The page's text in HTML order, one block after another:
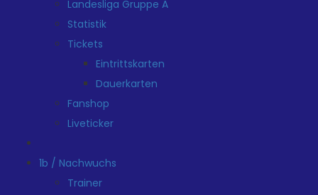
Landesliga Gruppe A
Statistik
Tickets
Eintrittskarten
Dauerkarten
Fanshop
Liveticker
1b / Nachwuchs
Trainer